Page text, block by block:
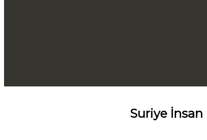
Suriye İnsan